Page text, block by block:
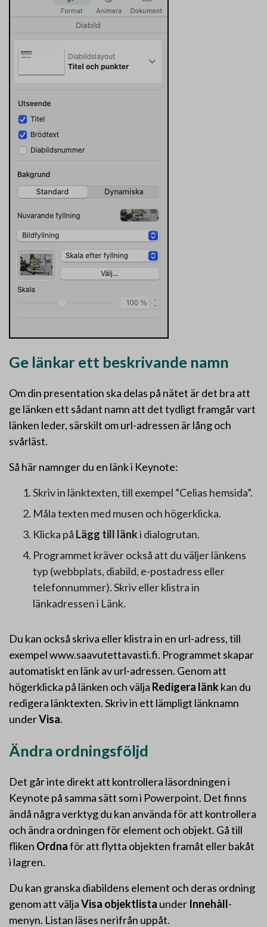
Ge länkar ett beskrivande namn
Om din presentation ska delas på nätet är det bra att
ge länken ett sådant namn att det tydligt framgår vart
länken leder, särskilt om url-adressen är lång och
svårläst.
Så här namnger du en länk i Keynote:
Skriv in länktexten, till exempel ”Celias hemsida”.
Måla texten med musen och högerklicka.
Klicka på Lägg till länki dialogrutan.
Programmet kräver också att du väljer länkens
typ (webbplats, diabild, e-postadress eller
telefonnummer). Skriv eller klistra in
länkadressen i Länk.
Du kan också skriva eller klistra in en url-adress, till
exempel www.saavutettavasti.fi. Programmet skapar
automatiskt en länk av url-adressen. Genom att
högerklicka på länken och välja Redigera länkkan du
redigera länktexten. Skriv in ett lämpligt länknamn
underVisa.
Ändra ordningsföljd
Det går inte direkt att kontrollera läsordningen i
Keynote på samma sätt som i Powerpoint. Det finns
ändå några verktyg du kan använda för att kontrollera
och ändra ordningen för element och objekt. Gå till
fliken Ordnaför att flytta objekten framåt eller bakåt
i lagren.
Du kan granska diabildens element och deras ordning
genom att väljaVisa objektlista under Innehåll-
menyn. Listan läses nerifrån uppåt.